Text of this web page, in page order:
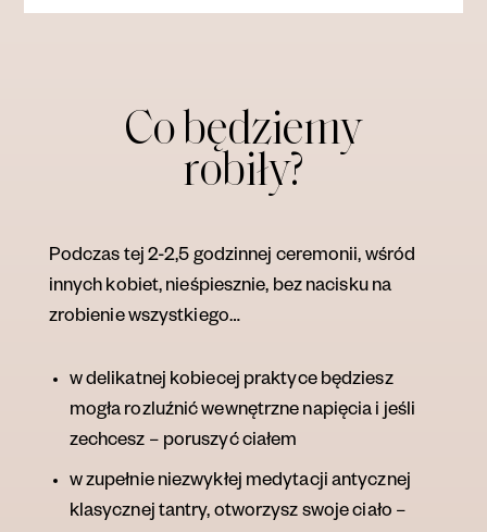
Co będziemy
robiły?
Podczas tej 2-2,5 godzinnej ceremonii, wśród
innych kobiet, nieśpiesznie, bez nacisku na
zrobienie wszystkiego…
w delikatnej kobiecej praktyce będziesz
mogła rozluźnić wewnętrzne napięcia i jeśli
zechcesz – poruszyć ciałem
w zupełnie niezwykłej medytacji antycznej
klasycznej tantry, otworzysz swoje ciało –